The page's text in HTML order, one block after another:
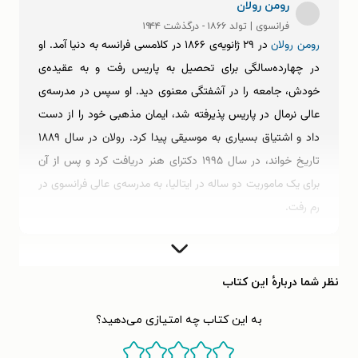
رومن رولان
فرانسوی | تولد ۱۸۶۶ - درگذشت ۱۹۴۴
رومن رولان
در ۲۹ ژانویه‌ی ۱۸۶۶ در کلامسی فرانسه به دنیا آمد. او
در چهارده‌سالگی برای تحصیل به پاریس رفت و به عقیده‌ی
خودش، جامعه‌ را در آشفتگی معنوی دید. او سپس در مدرسه‌ی
عالی نرمال در پاریس پذیرفته شد، ایمان مذهبی خود را از دست
داد و اشتیاق بسیاری به موسیقی پیدا کرد. رولان در سال ۱۸۸۹
تاریخ خواند، در سال ۱۹۹۵ دکترای هنر دریافت کرد و پس از آن
برای یک ماموریت دو ساله در ایتالیا، به مدرسه‌ی عالی فرانسوی در
رم رفت.
در ابتدا، رولان چند نمایش‌نامه نوشت، اما تلاش‌هایش برای جلب
مخاطبان گسترده ناموفق بود. او نمایشنامه‌های خود را در دو
نمایش‌نامه‌ی Aert (۱۸۹۸) و تئاتر انقلاب (۱۹۰۴) که شامل معرفی
نظر شما دربارهٔ این کتاب
به این کتاب چه امتیازی می‌دهید؟